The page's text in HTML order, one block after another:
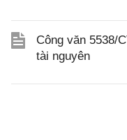
Công văn 5538/
tài nguyên